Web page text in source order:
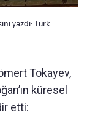
yazdı: Türk
Tokayev,
küresel
etti: